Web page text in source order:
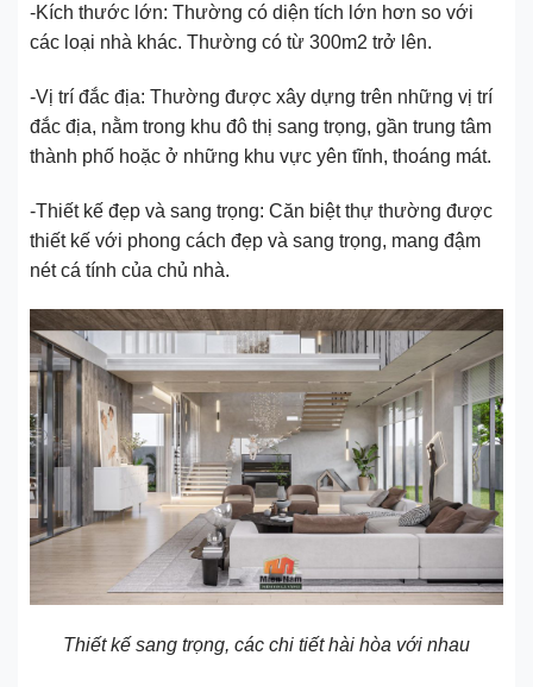
-Kích thước lớn: Thường có diện tích lớn hơn so với
các loại nhà khác. Thường có từ 300m2 trở lên.
-Vị trí đắc địa: Thường được xây dựng trên những vị trí
đắc địa, nằm trong khu đô thị sang trọng, gần trung tâm
thành phố hoặc ở những khu vực yên tĩnh, thoáng mát.
-Thiết kế đẹp và sang trọng: Căn biệt thự thường được
thiết kế với phong cách đẹp và sang trọng, mang đậm
nét cá tính của chủ nhà.
Thiết kế sang trọng, các chi tiết hài hòa với nhau